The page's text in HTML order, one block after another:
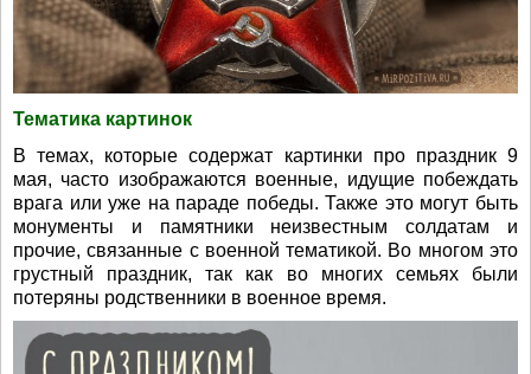
Тематика картинок
В темах, которые содержат картинки про праздник 9
мая, часто изображаются военные, идущие побеждать
врага или уже на параде победы. Также это могут быть
монументы и памятники неизвестным солдатам и
прочие, связанные с военной тематикой. Во многом это
грустный праздник, так как во многих семьях были
потеряны родственники в военное время.